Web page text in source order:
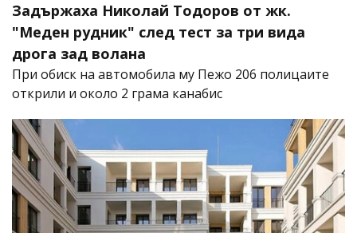
Задържаха Николай Тодоров от жк.
"Меден рудник" след тест за три вида
дрога зад волана
При обиск на автомобила му Пежо 206 полицаите
открили и около 2 грама канабис